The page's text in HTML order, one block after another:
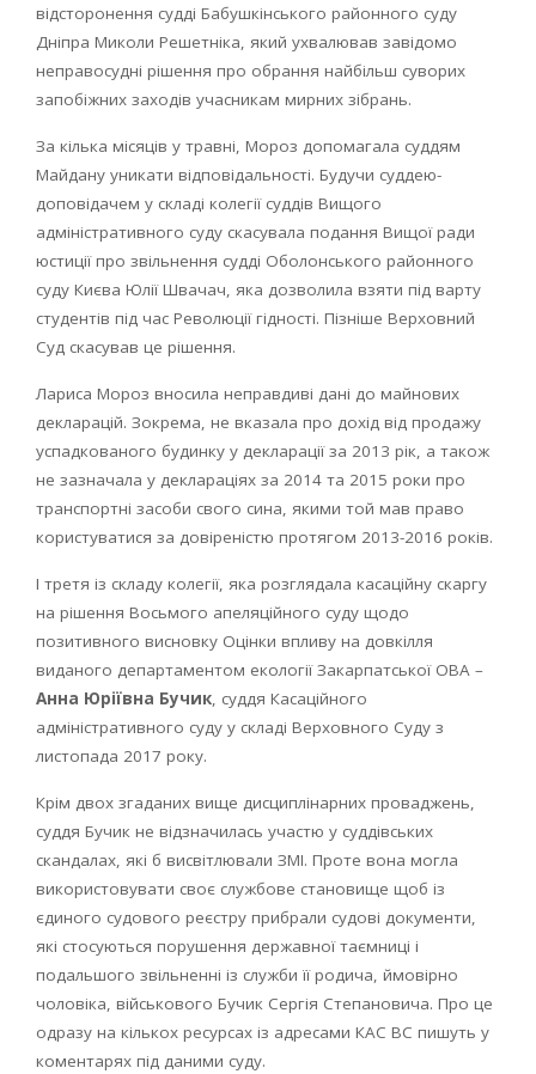
відсторонення судді Бабушкінського районного суду
Дніпра Миколи Решетніка, який ухвалював завідомо
неправосудні рішення про обрання найбільш суворих
запобіжних заходів учасникам мирних зібрань.
За кілька місяців у травні, Мороз допомагала суддям
Майдану уникати відповідальності. Будучи суддею-
доповідачем у складі колегії суддів Вищого
адміністративного суду скасувала подання Вищої ради
юстиції про звільнення судді Оболонського районного
суду Києва Юлії Швачач, яка дозволила взяти під варту
студентів під час Революції гідності. Пізніше Верховний
Суд скасував це рішення.
Лариса Мороз вносила неправдиві дані до майнових
декларацій. Зокрема, не вказала про дохід від продажу
успадкованого будинку у декларації за 2013 рік, а також
не зазначала у деклараціях за 2014 та 2015 роки про
транспортні засоби свого сина, якими той мав право
користуватися за довіреністю протягом 2013-2016 років.
І третя із складу колегії, яка розглядала касаційну скаргу
на рішення Восьмого апеляційного суду щодо
позитивного висновку Оцінки впливу на довкілля
виданого департаментом екології Закарпатської ОВА –
Анна Юріївна Бучик, суддя Касаційного
адміністративного суду у складі Верховного Суду з
листопада 2017 року.
Крім двох згаданих вище дисциплінарних проваджень,
суддя Бучик не відзначилась участю у суддівських
скандалах, які б висвітлювали ЗМІ. Проте вона могла
використовувати своє службове становище щоб із
єдиного судового реєстру прибрали судові документи,
які стосуються порушення державної таємниці і
подальшого звільненні із служби її родича, ймовірно
чоловіка, військового Бучик Сергія Степановича. Про це
одразу на кількох ресурсах із адресами КАС ВС пишуть у
коментарях під даними суду.